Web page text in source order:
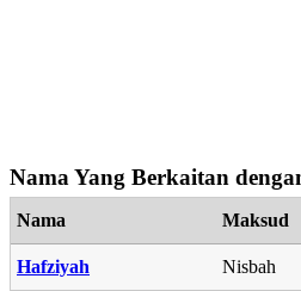
Nama Yang Berkaitan
Nama Maksud
Hafziyah Nisbah